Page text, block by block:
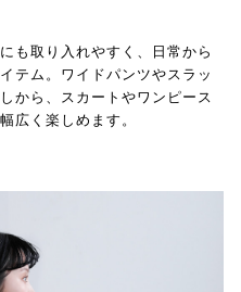
も取り入れやすく、日常から
テム。ワイドパンツやスラッ
から、スカートやワンピース
広く楽しめます。